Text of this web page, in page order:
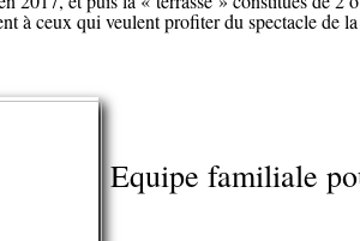
à ceux qui veulent profiter du spectacle de
Equipe familiale